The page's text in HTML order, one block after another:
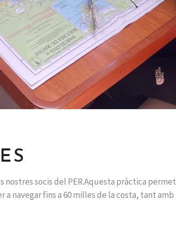
socis del PER.Aquesta pràctica permet
a navegar fins a 60 milles de la costa, tant amb